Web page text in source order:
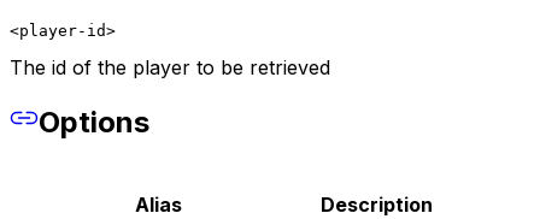
<player-id>
The id of the player to be retrieved
Options
Alias Description